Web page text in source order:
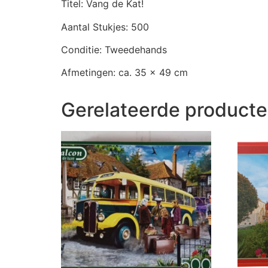
Titel: Vang de Kat!
Aantal Stukjes: 500
Conditie: Tweedehands
Afmetingen: ca. 35 x 49 cm
Gerelateerde